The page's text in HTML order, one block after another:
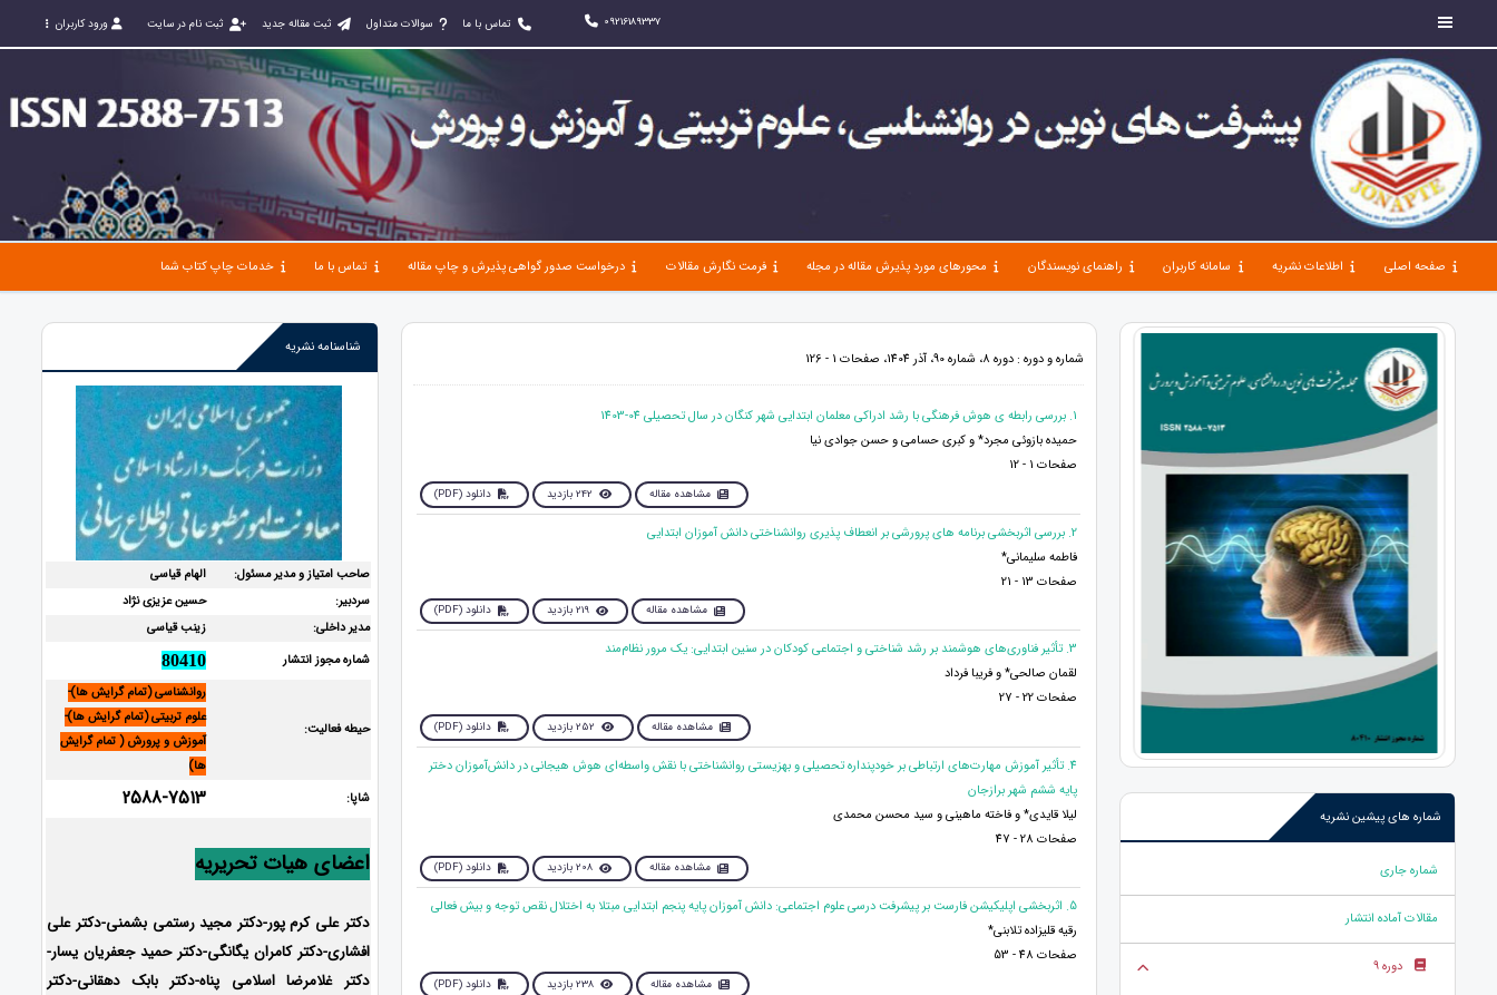
09216189337 تماس با ما سوالات متداول ثبت مقاله جدید ثبت نام در سایت ورود کاربران
صفحه اصلی اطلاعات نشریه سامانه کاربران راهنمای نویسندگان محورهای مورد پذیرش مقاله در مجله فرمت نگارش مقالات درخواست صدور گواهی پذیرش و چاپ مقاله تماس با ما خدمات چاپ کتاب شما
شماره های پیشین نشریه
شماره جاری
مقالات آماده انتشار
دوره 9
شماره و دوره : دوره 8، شماره 90، آذر 1404، صفحات 1 - 126
1. بررسی رابطه ‏ی هوش فرهنگی با رشد ادراکی معلمان ابتدایی شهر کنگان در سال تحصیلی 04-1403
حمیده بازوئی مجرد* و کبری حسامی و حسن جوادی نیا
صفحات 1 - 12
مشاهده مقاله 242 بازدید دانلود (PDF)
2. بررسی اثربخشی برنامه های پرورشی بر انعطاف پذیری روانشناختی دانش آموزان ابتدایی
فاطمه سلیمانی*
صفحات 13 - 21
مشاهده مقاله 219 بازدید دانلود (PDF)
3. تأثیر فناوری‌های هوشمند بر رشد شناختی و اجتماعی کودکان در سنین ابتدایی: یک مرور نظام‌مند
لقمان صالحی* و فریبا فرداد
صفحات 22 - 27
مشاهده مقاله 252 بازدید دانلود (PDF)
4. تأثیر آموزش مهارت‌های ارتباطی بر خودپنداره تحصیلی و بهزیستی روانشناختی با نقش واسطه‌ای هوش هیجانی در دانش‌آموزان دختر
پایه ششم شهر برازجان
لیلا قایدی* و فاخته ماهینی و سید محسن محمدی
صفحات 28 - 47
مشاهده مقاله 208 بازدید دانلود (PDF)
5. اثربخشی اپلیکیشن فارست بر پیشرفت درسی علوم اجتماعی: دانش آموزان پایه پنجم ابتدایی مبتلا به اختلال نقص توجه و بیش فعالی
رقیه قلی‎زاده تلابنی*
صفحات 48 - 53
مشاهده مقاله 238 بازدید دانلود (PDF)
شناسنامه نشریه
صاحب امتیاز و مدیر مسئول:
الهام قیاسی
سردبیر:
حسین عزیزی نژاد
مدیر داخلی:
زینب قیاسی
شماره مجوز انتشار
80410
حیطه فعالیت:
روانشناسی (تمام گرایش ها)-
علوم تربیتی (تمام گرایش ها)-
آموزش و پرورش ( تمام گرایش
ها)
شاپا:
2588-7513
اعضای هیات تحریریه
دکتر علی کرم پور-دکتر مجید رستمی بشمنی-دکتر علی
افشاری-دکتر کامران یگانگی-دکتر حمید جعفریان یسار-
دکتر غلامرضا اسلامی پناه-دکتر بابک دهقانی-دکتر